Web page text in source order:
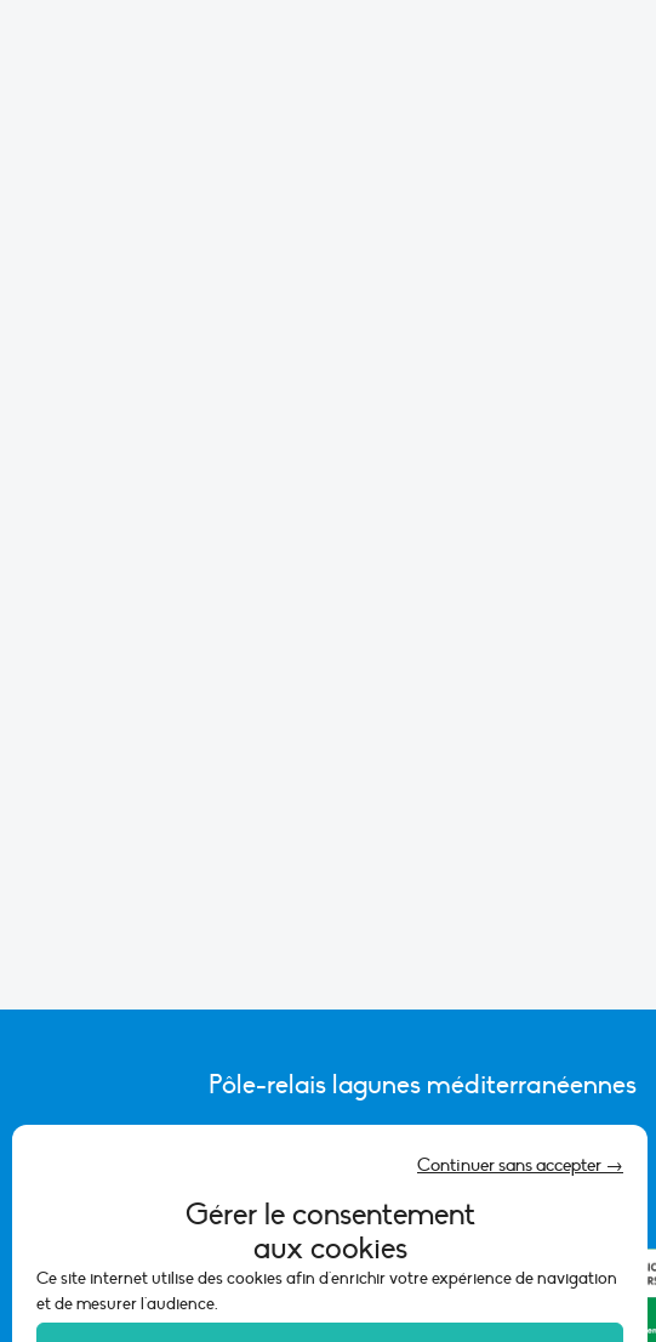
Gérer le consentement
aux cookies
Ce site internet utilise des cookies afin d'enrichir votre expérience de navigation
et de mesurer l'audience.
Continuer sans accepter →
Pôle-relais lagunes méditerranéennes
CONTACTER L’ÉQUIPE DU PÔLE